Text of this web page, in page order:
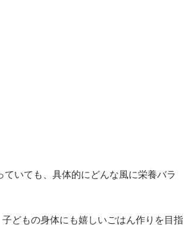
いても、具体的にどんな風に栄養バラ
どもの身体にも嬉しいごはん作りを目指